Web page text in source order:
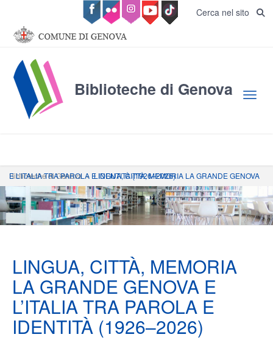
Salta al contenuto principale Cerca nel sito
Biblioteche di Genova
Biblioteche di Genova »
LINGUA, CITTÀ, MEMORIA LA GRANDE GENOVA E L’ITALIA TRA PAROLA E IDENTITÀ (1926–2026)
LINGUA, CITTÀ, MEMORIA
LA GRANDE GENOVA E
L’ITALIA TRA PAROLA E
IDENTITÀ (1926–2026)